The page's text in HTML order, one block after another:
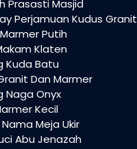
Prasasti Masjid
Perjamuan Kudus Granit
Putih
Klaten
Kuda Batu
Dan Marmer
Naga Onyx
Kecil
Meja Ukir
Abu Jenazah